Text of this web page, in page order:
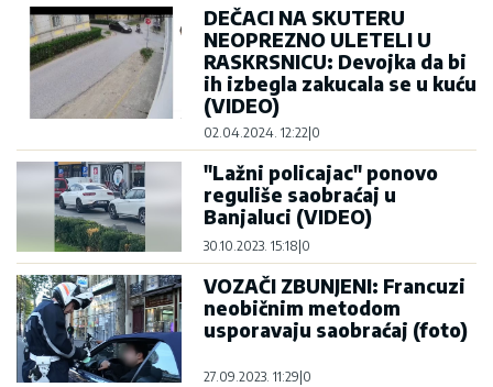
DEČACI NA SKUTERU
NEOPREZNO ULETELI U
RASKRSNICU: Devojka da bi
ih izbegla zakucala se u kuću
(VIDEO)
02.04.2024. 12:22|0
"Lažni policajac" ponovo
reguliše saobraćaj u
Banjaluci (VIDEO)
30.10.2023. 15:18|0
VOZAČI ZBUNJENI: Francuzi
neobičnim metodom
usporavaju saobraćaj (foto)
27.09.2023. 11:29 0